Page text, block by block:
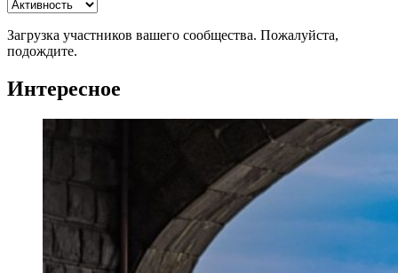
Загрузка участников вашего сообщества. Пожалуйста,
подождите.
Интересное